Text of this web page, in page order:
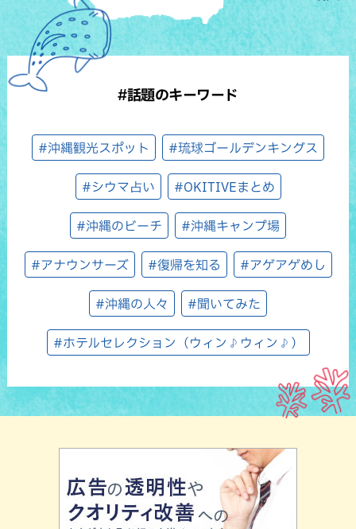
#話題のキーワード
#沖縄観光スポット #琉球ゴールデンキングス
#シウマ占い #OKITIVEまとめ
#沖縄のビーチ #沖縄キャンプ場
#アナウンサーズ #復帰を知る #アゲアゲめし
#沖縄の人々 #聞いてみた
#ホテルセレクション（ウィン♪ウィン♪）